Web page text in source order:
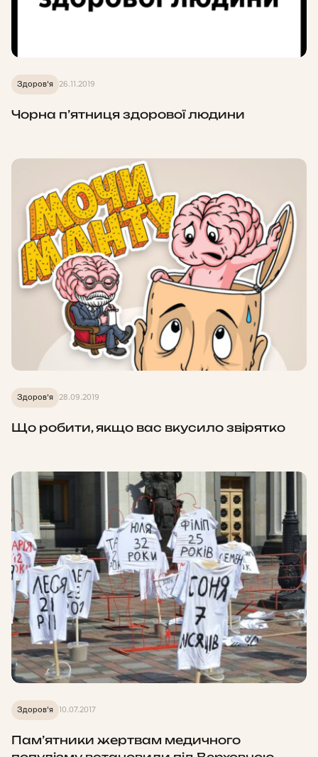
Здоров'я 26.11.2019
Чорна п’ятниця здорової людини
Здоров'я 28.09.2019
Що робити, якщо вас вкусило звірятко
Здоров'я 10.07.2017
Пам’ятники жертвам медичного